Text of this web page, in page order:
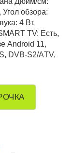
обзора:
4 Вт,
TV: Есть,
Android 11,
DVB-S2/АTV,